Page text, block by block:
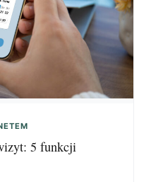
5 funkcji